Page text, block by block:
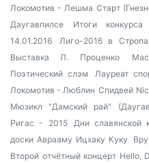
Локомотив - Лешма Старт
Даугавпилсе
Итоги
14.01.2016
Лиго-2016 в
Выставка Л. Проценко
Поэтический слэм
Лауреат
Локомотив - Люблин Спидвей
Мюзикл "Дамский рай"
Ригас - 2015
Дни славянской
доски Аврааму Ицхаку Куку
Второй отчётный концерт Hello,